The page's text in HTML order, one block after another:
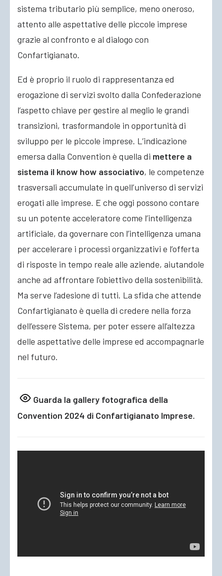
sistema tributario più semplice, meno oneroso,
attento alle aspettative delle piccole imprese
grazie al confronto e al dialogo con
Confartigianato.
Ed è proprio il ruolo di rappresentanza ed
erogazione di servizi svolto dalla Confederazione
l’aspetto chiave per gestire al meglio le grandi
transizioni, trasformandole in opportunità di
sviluppo per le piccole imprese. L’indicazione
emersa dalla Convention è quella di mettere a
sistema il know how associativo, le competenze
trasversali accumulate in quell’universo di servizi
erogati alle imprese. E che oggi possono contare
su un potente acceleratore come l’intelligenza
artificiale, da governare con l’intelligenza umana
per accelerare i processi organizzativi e l’offerta
di risposte in tempo reale alle aziende, aiutandole
anche ad affrontare l’obiettivo della sostenibilità.
Ma serve l’adesione di tutti. La sfida che attende
Confartigianato è quella di credere nella forza
dell’essere Sistema, per poter essere all’altezza
delle aspettative delle imprese ed accompagnarle
nel futuro.
Guarda la gallery fotografica della
Convention 2024 di Confartigianato Imprese.